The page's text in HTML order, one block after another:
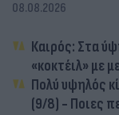
08.08.2026
Καιρός: Στα
«κοκτέιλ» με
Πολύ υψηλός
(9/8) - Ποιες